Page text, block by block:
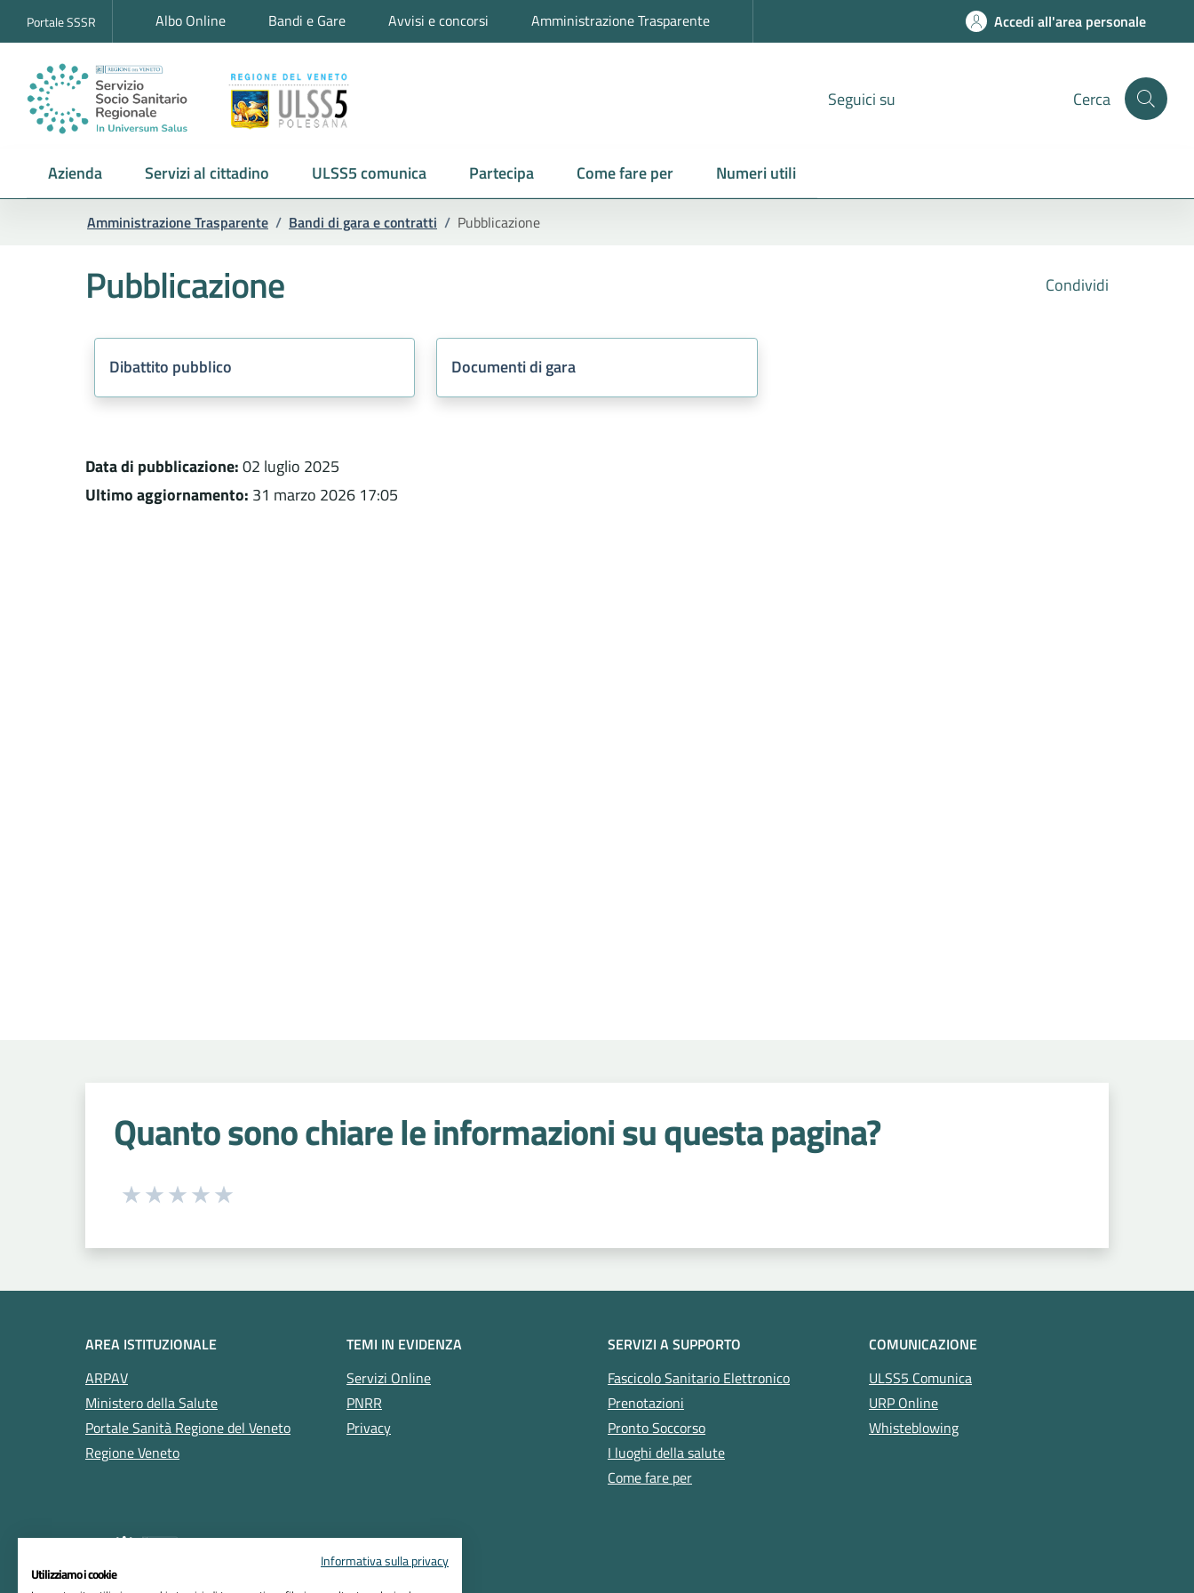
Portale SSSR Albo Online Bandi e Gare Avvisi e concorsi Amministrazione Trasparente Accedi all'area personale
Seguici su Cerca
Azienda Servizi al cittadino ULSS5 comunica Partecipa Come fare per Numeri utili
Amministrazione Trasparente / Bandi di gara e contratti / Pubblicazione
Condividi
Pubblicazione
Dibattito pubblico Documenti di gara
Data di pubblicazione:02 luglio 2025
Ultimo aggiornamento: 31 marzo 2026 17:05
Quanto sono chiare le informazioni su questa pagina?
Seleziona una valutazione da 1 a 5 stelle
AREA ISTITUZIONALE
ARPAV
Ministero della Salute
Portale Sanità Regione del Veneto
Regione Veneto
TEMI IN EVIDENZA
Servizi Online
PNRR
Privacy
SERVIZI A SUPPORTO
Fascicolo Sanitario Elettronico
Prenotazioni
Pronto Soccorso
I luoghi della salute
Come fare per
COMUNICAZIONE
ULSS5 Comunica
URP Online
Whisteblowing
Informativa sulla privacy
Utilizziamo i cookie